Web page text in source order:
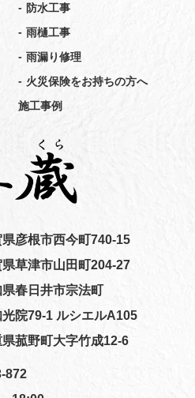
県彦根市西今町740-15
県草津市山田町204-27
県春日井市宗法町
光院79-1 ルシエルA105
県菰野町大字竹成12-6
872
- 防水工事
- 雨樋工事
- 雨漏り修理
- 火災保険をお持ちの方へ
施工事例